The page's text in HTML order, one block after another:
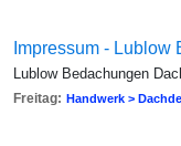
Impressum -
Lublow Bedachungen
Freitag: Handwerk >